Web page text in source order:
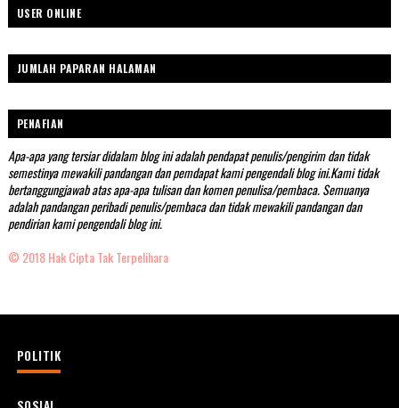
USER ONLINE
JUMLAH PAPARAN HALAMAN
PENAFIAN
Apa-apa yang tersiar didalam blog ini adalah pendapat penulis/pengirim dan tidak
semestinya mewakili pandangan dan pemdapat kami pengendali blog ini.Kami tidak
bertanggungjawab atas apa-apa tulisan dan komen penulisa/pembaca. Semuanya
adalah pandangan peribadi penulis/pembaca dan tidak mewakili pandangan dan
pendirian kami pengendali blog ini.
© 2018 Hak Cipta Tak Terpelihara
POLITIK